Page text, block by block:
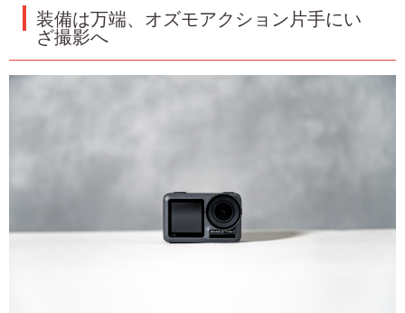
装備は万端、オズモアクション片手にい
ざ撮影へ